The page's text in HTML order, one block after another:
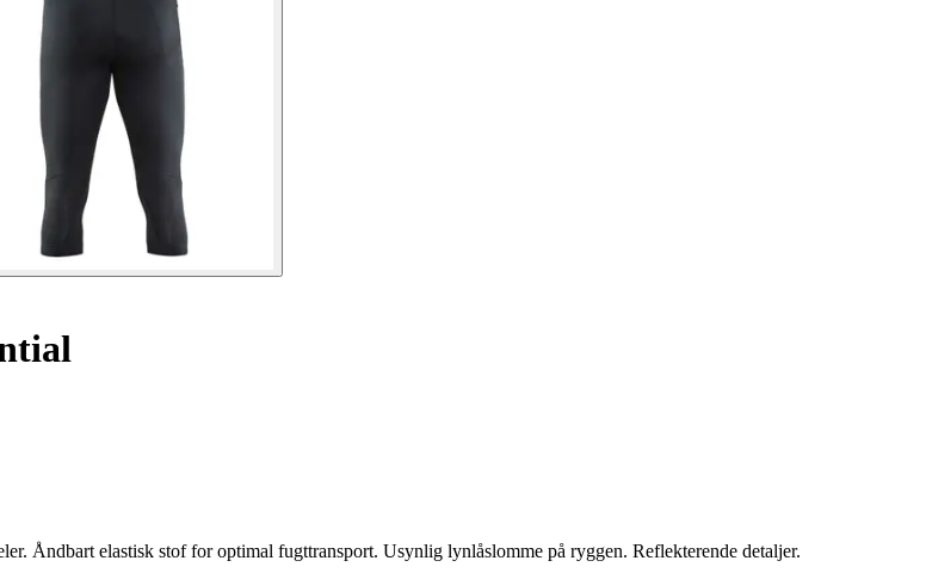
Åndbart elastisk stof for optimal fugttransport. Usynlig lynlåslomme på ryggen. Reflekterende detaljer.